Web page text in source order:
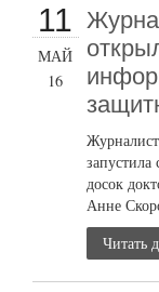
11
МАЙ
16
досок
Анне
Читать